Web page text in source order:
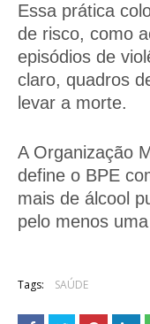
Essa prática
de risco, como
episódios de
claro, quadros
levar a morte.
A Organização
define o BPE
mais de álcool
pelo menos
Tags: SAÚDE